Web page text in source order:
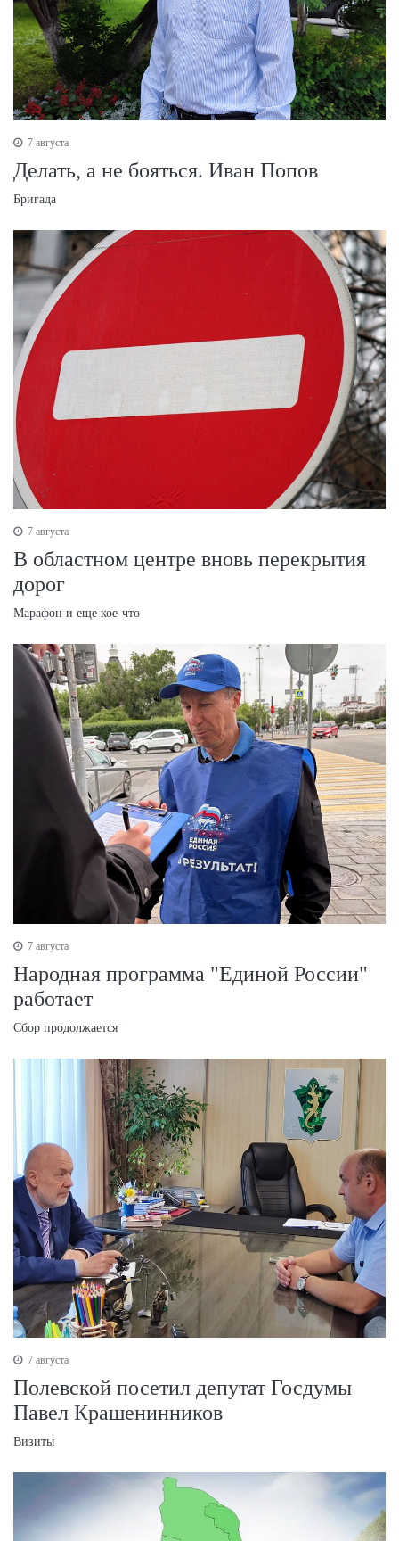
7 августа
Делать, а не бояться. Иван Попов
Бригада
7 августа
В областном центре вновь перекрытия
дорог
Марафон и еще кое-что
7 августа
Народная программа "Единой России"
работает
Сбор продолжается
7 августа
Полевской посетил депутат Госдумы
Павел Крашенинников
Визиты